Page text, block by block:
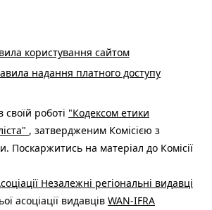
користування сайтом
надання платного доступу
своїй роботі "Кодексом етики
, затвердженим Комісією з
Поскаржитись на матеріал до Комісії
Незалежні регіональні видавці
асоціації видавців WAN-IFRA